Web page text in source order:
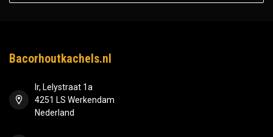
Bacorhoutkachels.nl
Ir, Lelystraat 1a
4251 LS Werkendam
Nederland